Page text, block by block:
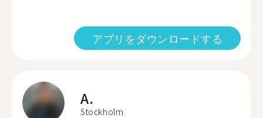
アプリをダウンロードする
A.
Stockholm